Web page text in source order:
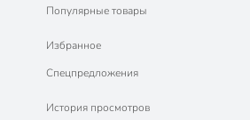
Популярные товары
Избранное
Спецпредложения
История просмотров